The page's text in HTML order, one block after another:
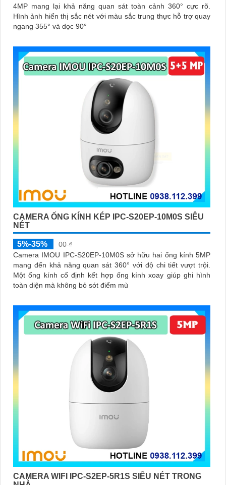
4MP mang lại khả năng quan sát toàn cảnh 360° cực rõ.
Hình ảnh hiển thị sắc nét với màu sắc trung thực hỗ trợ quay
ngang 355° và dọc 90°
CAMERA ỐNG KÍNH KÉP IPC-S20EP-10M0S SIÊU
NÉT
5%-35%
00 ₫
Camera IMOU IPC-S20EP-10M0S sở hữu hai ống kính 5MP
mang đến khả năng quan sát 360° với độ chi tiết vượt trội.
Một ống kính cố định kết hợp ống kính xoay giúp ghi hình
toàn diện mà không bỏ sót điểm mù
CAMERA WIFI IPC-S2EP-5R1S SIÊU NÉT TRONG